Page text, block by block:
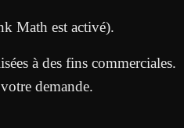
Math est activé).
à des fins commerciales.
demande.